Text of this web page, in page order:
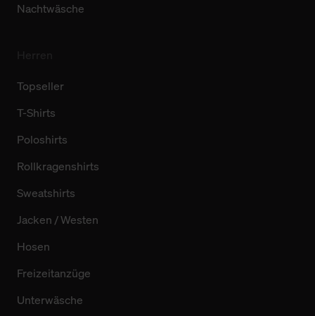
Nachtwäsche
Topseller
T-Shirts
Poloshirts
Rollkragenshirts
Sweatshirts
Jacken / Westen
Hosen
Freizeitanzüge
Unterwäsche